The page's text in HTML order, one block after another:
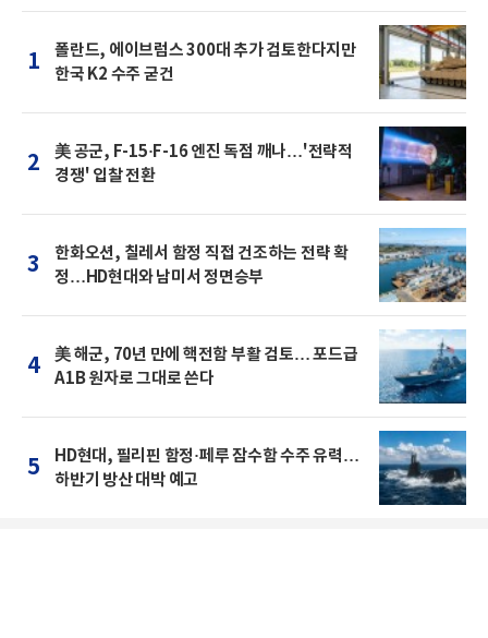
1
폴란드, 에이브럼스 300대 추가 검토한다지만
한국 K2 수주 굳건
2
美 공군, F-15·F-16 엔진 독점 깨나…'전략적
경쟁' 입찰 전환
3
한화오션, 칠레서 함정 직접 건조하는 전략 확
정…HD현대와 남미서 정면승부
4
美 해군, 70년 만에 핵전함 부활 검토… 포드급
A1B 원자로 그대로 쓴다
5
HD현대, 필리핀 함정·페루 잠수함 수주 유력…
하반기 방산 대박 예고